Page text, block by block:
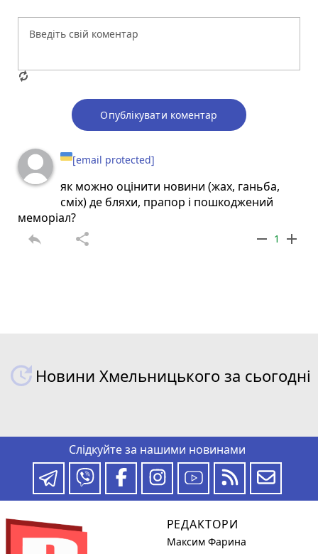
Опублікувати коментар
[email protected]
як можно оцiнити новини (жах, ганьба,
смiх) де бляхи, прапор i пошкоджений
меморiал?
reply share remove 1 add
Новини Хмельницького за сьогодні
Слідкуйте за нашими новинами
РЕДАКТОРИ
Максим Фарина